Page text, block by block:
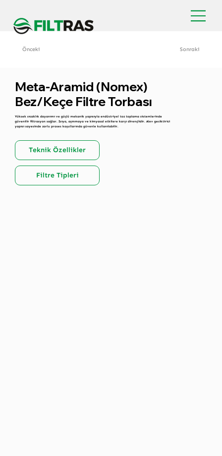
Önceki Sonraki
Meta-Aramid (Nomex)
Bez/Keçe Filtre Torbası
Yüksek sıcaklık dayanımı ve güçlü mekanik yapısıyla endüstriyel toz toplama sistemlerinde
güvenilir filtrasyon sağlar. Isıya, aşınmaya ve kimyasal etkilere karşı dirençlidir. Alev geciktirici
yapısı sayesinde zorlu proses koşullarında güvenle kullanılabilir.
Teknik Özellikler
Filtre Tipleri